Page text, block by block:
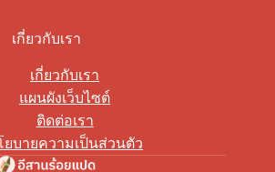
เกี่ยวกับเรา
เกี่ยวกับเรา
แผนผังเว็บไซต์
ติดต่อเรา
ยบายความเป็นส่วนตัว